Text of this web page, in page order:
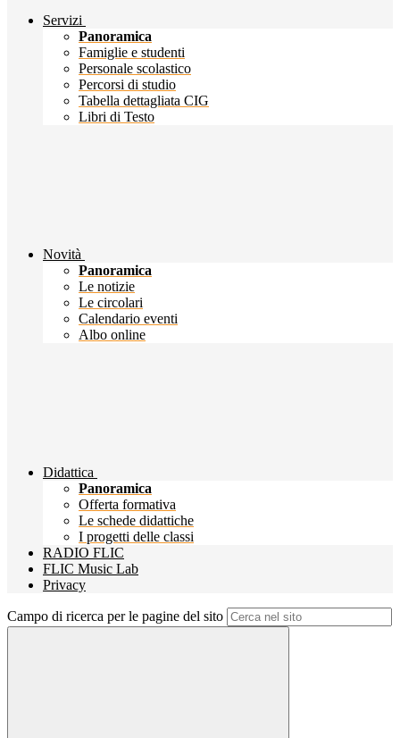
Servizi
Panoramica
Famiglie e studenti
Personale scolastico
Percorsi di studio
Tabella dettagliata CIG
Libri di Testo
Novità
Panoramica
Le notizie
Le circolari
Calendario eventi
Albo online
Didattica
Panoramica
Offerta formativa
Le schede didattiche
I progetti delle classi
RADIO FLIC
FLIC Music Lab
Privacy
Campo di ricerca per le pagine del sito